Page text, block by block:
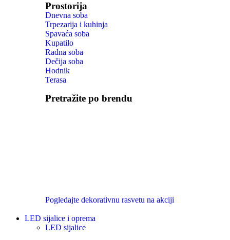
Prostorija
Dnevna soba
Trpezarija i kuhinja
Spavaća soba
Kupatilo
Radna soba
Dečija soba
Hodnik
Terasa
Pretražite po brendu
Pogledajte dekorativnu rasvetu na akciji
LED sijalice i oprema
LED sijalice